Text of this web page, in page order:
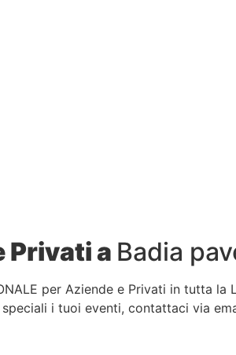
Privati a Badia
per Aziende e Privati in tutta la
i tuoi eventi, contattaci via